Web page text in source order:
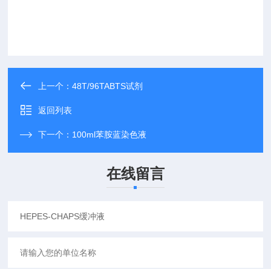
上一个：48T/96TABTS试剂
返回列表
下一个： 100ml苯胺蓝染色液
在线留言